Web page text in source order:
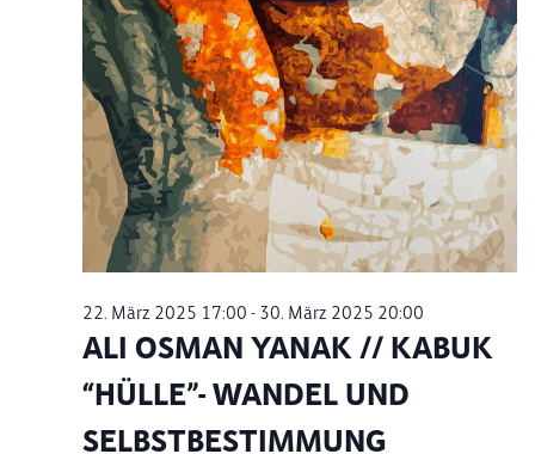
ALI OSMAN YANAK // KABUK
“HÜLLE”- WANDEL UND
SELBSTBESTIMMUNG
22. März 2025 17:00 - 30. März 2025 20:00